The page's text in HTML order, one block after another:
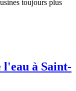
toujours plus
l'eau à Saint-